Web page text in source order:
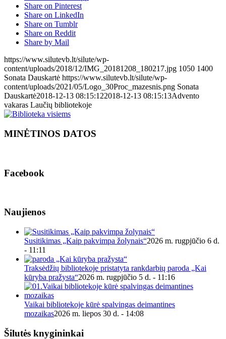
Share on Pinterest
Share on LinkedIn
Share on Tumblr
Share on Reddit
Share by Mail
https://www.silutevb.lt/silute/wp-
content/uploads/2018/12/IMG_20181208_180217.jpg 1050 1400
Sonata Dauskartė https://www.silutevb.lt/silute/wp-
content/uploads/2021/05/Logo_30Proc_mazesnis.png Sonata
Dauskartė2018-12-13 08:15:122018-12-13 08:15:13Advento
vakaras Laučių bibliotekoje
MINĖTINOS DATOS
Facebook
Naujienos
Susitikimas „Kaip pakvimpa žolynais“2026 m. rugpjūčio 6 d.
- 11:11
Traksėdžių bibliotekoje pristatyta rankdarbių paroda „Kai
kūryba pražysta“2026 m. rugpjūčio 5 d. - 11:16
Vaikai bibliotekoje kūrė spalvingas deimantines
mozaikas2026 m. liepos 30 d. - 14:08
Šilutės knygininkai